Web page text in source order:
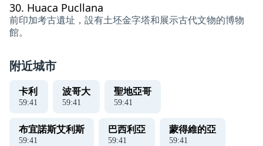
30. Huaca Pucllana
前印加考古遺址，設有土坯金字塔和展示古代文物的博物
館。
附近城市
卡利
59:41
波哥大
59:41
聖地亞哥
59:41
布宜諾斯艾利斯
59:41
巴西利亞
59:41
蒙得維的亞
59:41